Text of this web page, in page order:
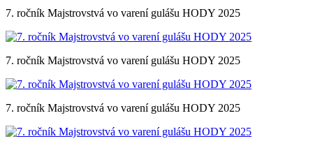
7. ročník Majstrovstvá vo varení gulášu HODY 2025
7. ročník Majstrovstvá vo varení gulášu HODY 2025
7. ročník Majstrovstvá vo varení gulášu HODY 2025